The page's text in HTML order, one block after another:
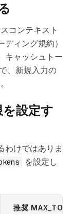
コンテキスト
ィング規約）
キャッシュトー
、新規入力の
設定す
わけではありま
を設定し
推奨